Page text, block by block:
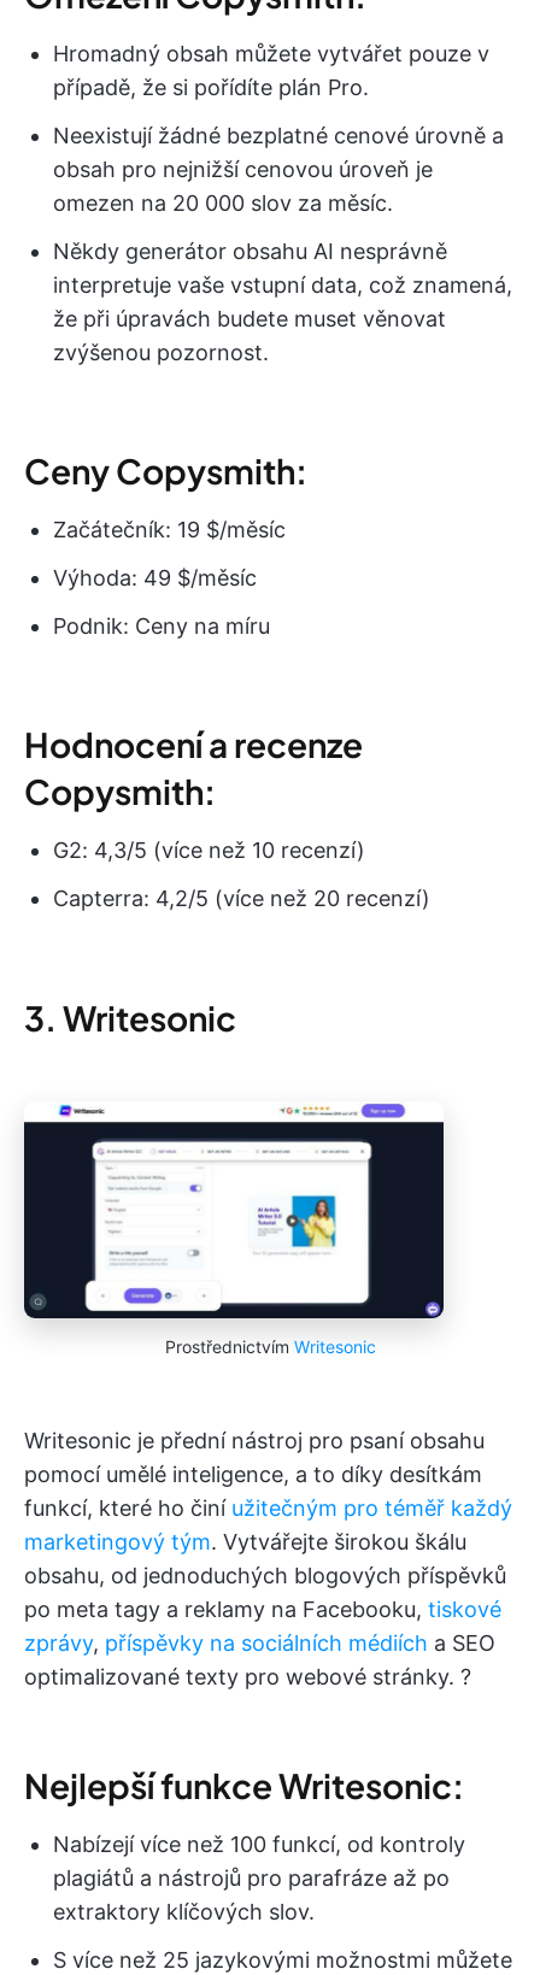
Hromadný obsah můžete vytvářet pouze v
případě, že si pořídíte plán Pro.
Neexistují žádné bezplatné cenové úrovně a
obsah pro nejnižší cenovou úroveň je
omezen na 20 000 slov za měsíc.
Někdy generátor obsahu AI nesprávně
interpretuje vaše vstupní data, což znamená,
že při úpravách budete muset věnovat
zvýšenou pozornost.
Ceny Copysmith:
Začátečník: 19 $/měsíc
Výhoda: 49 $/měsíc
Podnik: Ceny na míru
Hodnocení a recenze
Copysmith:
G2: 4,3/5 (více než 10 recenzí)
Capterra: 4,2/5 (více než 20 recenzí)
3. Writesonic
Prostřednictvím Writesonic
Writesonic je přední nástroj pro psaní obsahu
pomocí umělé inteligence, a to díky desítkám
funkcí, které ho činí užitečným pro téměř každý
marketingový tým. Vytvářejte širokou škálu
obsahu, od jednoduchých blogových příspěvků
po meta tagy a reklamy na Facebooku, tiskové
zprávy, příspěvky na sociálních médiích a SEO
optimalizované texty pro webové stránky. ?
Nejlepší funkce Writesonic:
Nabízejí více než 100 funkcí, od kontroly
plagiátů a nástrojů pro parafráze až po
extraktory klíčových slov.
S více než 25 jazykovými možnostmi můžete